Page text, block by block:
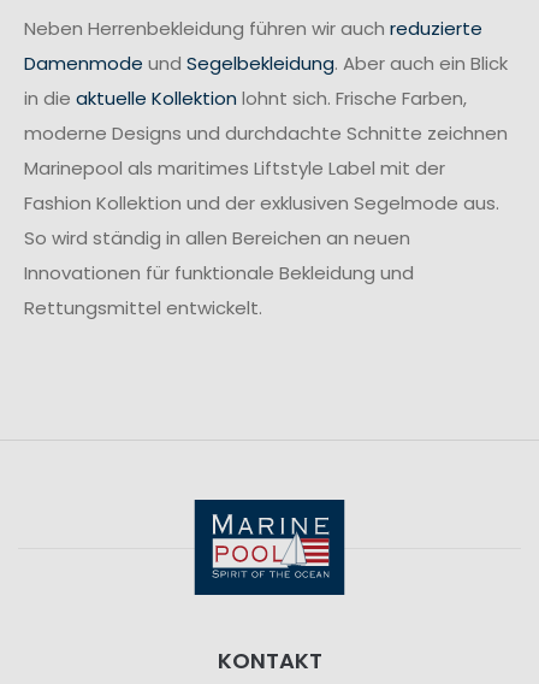
Neben Herrenbekleidung führen wir auch reduzierte
Damenmode und Segelbekleidung. Aber auch ein Blick
in die aktuelle Kollektion lohnt sich. Frische Farben,
moderne Designs und durchdachte Schnitte zeichnen
Marinepool als maritimes Liftstyle Label mit der
Fashion Kollektion und der exklusiven Segelmode aus.
So wird ständig in allen Bereichen an neuen
Innovationen für funktionale Bekleidung und
Rettungsmittel entwickelt.
KONTAKT